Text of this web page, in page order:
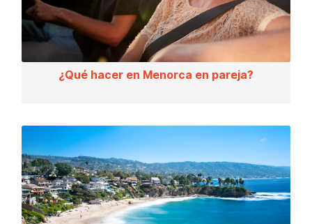
¿Qué hacer en Menorca en pareja?